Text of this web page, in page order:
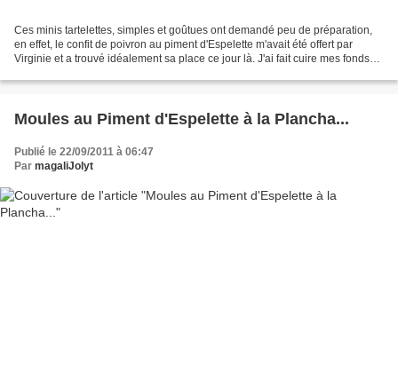
Ces minis tartelettes, simples et goûtues ont demandé peu de préparation,
en effet, le confit de poivron au piment d'Espelette m'avait été offert par
Virginie et a trouvé idéalement sa place ce jour là. J'ai fait cuire mes fonds
Moules au Piment d'Espelette à la Plancha...
Publié le 22/09/2011 à 06:47
Par magaliJolyt